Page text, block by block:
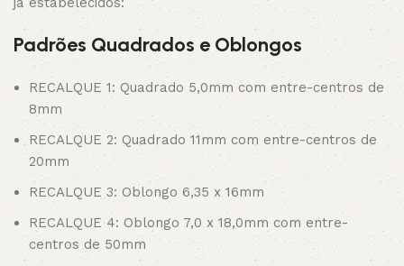
Padrões Quadrados e Oblongos
RECALQUE 1: Quadrado 5,0mm com entre-centros de
8mm
RECALQUE 2: Quadrado 11mm com entre-centros de
20mm
RECALQUE 3: Oblongo 6,35 x 16mm
RECALQUE 4: Oblongo 7,0 x 18,0mm com entre-
centros de 50mm